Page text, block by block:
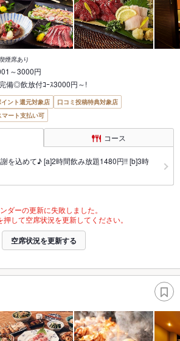
煙席あり
～3000円
備◎飲放付ｺｰｽ3000円～!
ント還元対象店
口コミ投稿特典対象店
マート支払い可
コース
謝を込めて♪ [a]2時間飲み放題1480円!! [b]3時
ダーの更新に失敗しました。
して空席状況を更新してください。
空席状況を更新する